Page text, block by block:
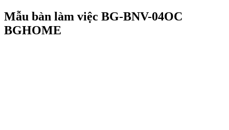
Mẫu bàn làm việc BG-BNV-04OC
BGHOME